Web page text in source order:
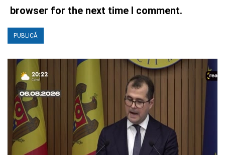
browser for the next time I comment.